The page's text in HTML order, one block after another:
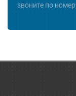
звоните по